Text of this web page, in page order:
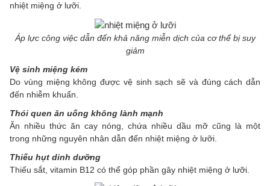
nhiệt miệng ở lưỡi.
Áp lực công việc dẫn đến khả năng miễn dịch của cơ thể bị suy
giảm
Vệ sinh miệng kém
Do vùng miệng không được vệ sinh sạch sẽ và đúng cách dẫn
đến nhiễm khuẩn.
Thói quen ăn uống không lành mạnh
Ăn nhiều thức ăn cay nóng, chứa nhiều dầu mỡ cũng là một
trong những nguyên nhân dẫn đến nhiệt miệng ở lưỡi.
Thiếu hụt dinh dưỡng
Thiếu sắt, vitamin B12 có thể góp phần gây nhiệt miệng ở lưỡi.